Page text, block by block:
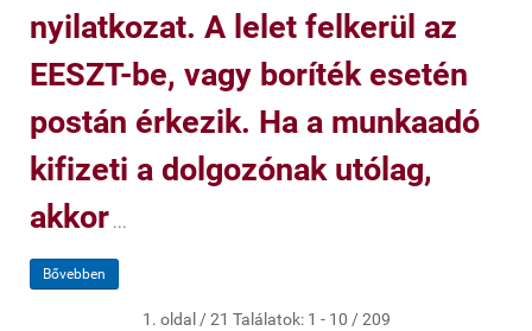
nyilatkozat. A lelet felkerül az
EESZT-be, vagy boríték esetén
postán érkezik. Ha a munkaadó
kifizeti a dolgozónak utólag,
akkor ...
Bővebben
1. oldal / 21 Találatok: 1 - 10 / 209